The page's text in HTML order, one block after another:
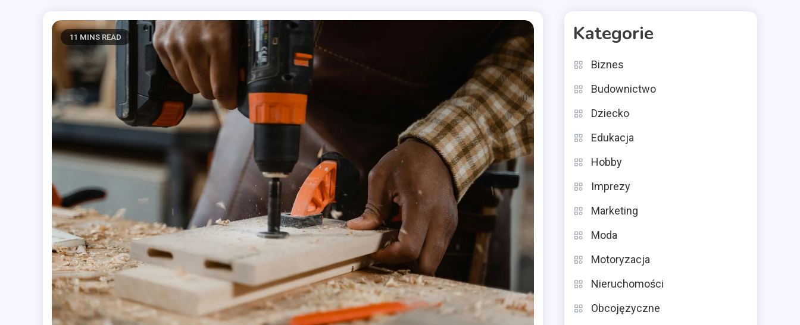
11 MINS READ Kategorie
Biznes
Budownictwo
Dziecko
Edukacja
Hobby
Imprezy
Marketing
Moda
Motoryzacja
Nieruchomości
Obcojęzyczne